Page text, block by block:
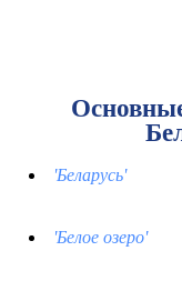
'Беларусь'
'Белое озеро'